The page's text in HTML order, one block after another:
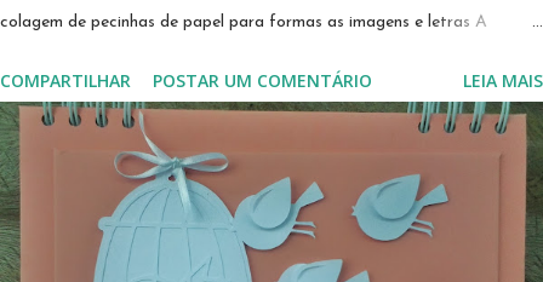
colagem de pecinhas de papel para formas as imagens e letras A
organizada e fofa! A primeira mechinha do cabelo ficará guardada na
caixinha linda A caixa poderá ser personalizada em cores e temas que
combinem com o enxoval e o quarto do bebê, para que faça parte da
decoração O primeiro dentinho ficará guardadinho dentro da caixinha
Quer saber de outras opções de personalização? Me manda uma
mensagem por WhatsApp
COMPARTILHAR POSTAR UM COMENTÁRIO LEIA MAIS